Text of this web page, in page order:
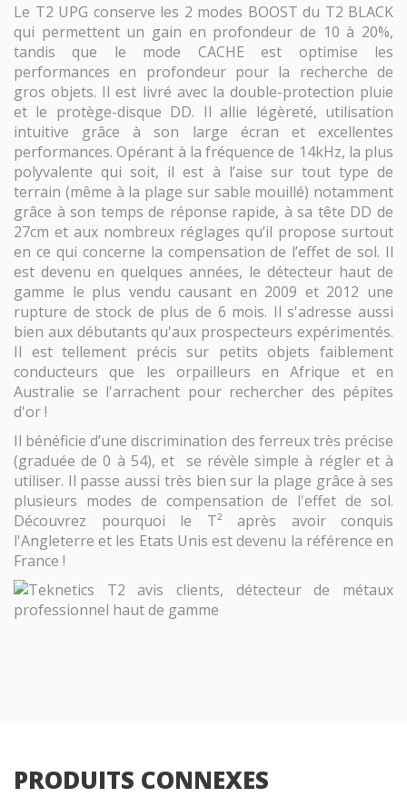
Le T2 UPG conserve les 2 modes BOOST du T2 BLACK
qui permettent un gain en profondeur de 10 à 20%,
tandis que le mode CACHE est optimise les
performances en profondeur pour la recherche de
gros objets. Il est livré avec la double-protection pluie
et le protège-disque DD. Il allie légèreté, utilisation
intuitive grâce à son large écran et excellentes
performances. Opérant à la fréquence de 14kHz, la plus
polyvalente qui soit, il est à l’aise sur tout type de
terrain (même à la plage sur sable mouillé) notamment
grâce à son temps de réponse rapide, à sa tête DD de
27cm et aux nombreux réglages qu’il propose surtout
en ce qui concerne la compensation de l’effet de sol. Il
est devenu en quelques années, le détecteur haut de
gamme le plus vendu causant en 2009 et 2012 une
rupture de stock de plus de 6 mois. Il s'adresse aussi
bien aux débutants qu'aux prospecteurs expérimentés.
Il est tellement précis sur petits objets faiblement
conducteurs que les orpailleurs en Afrique et en
Australie se l'arrachent pour rechercher des pépites
d'or !
Il bénéficie d’une discrimination des ferreux très précise
(graduée de 0 à 54), et se révèle simple à régler et à
utiliser. Il passe aussi très bien sur la plage grâce à ses
plusieurs modes de compensation de l'effet de sol.
Découvrez pourquoi le T² après avoir conquis
l'Angleterre et les Etats Unis est devenu la référence en
France !
PRODUITS CONNEXES